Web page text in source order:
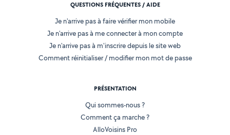
QUESTIONS FRÉQUENTES / AIDE
Je n'arrive pas à faire vérifier mon mobile
Je n'arrive pas à me connecter à mon compte
Je n'arrive pas à m'inscrire depuis le site web
Comment réinitialiser / modifier mon mot de passe
PRÉSENTATION
Qui sommes-nous ?
Comment ça marche ?
AlloVoisins Pro